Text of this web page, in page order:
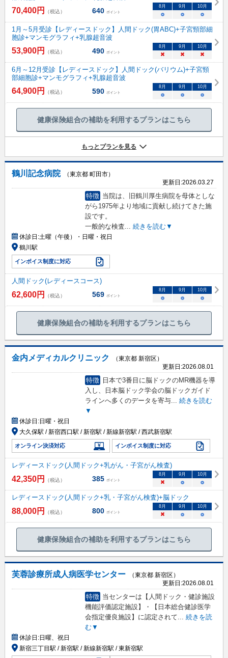
70,400円 （税込） 640 ポイント
8 月 9 月 10月
○ ○ ○
1月～5月受診【レディースドック】人間ドック(胃ABC)+子宮頸部細
胞診+マンモグラフィ+乳腺超音波
53,900円 （税込） 490 ポイント
8 月 9 月 10月
× × ×
6月～12月受診【レディースドック】人間ドック(バリウム)+子宮頸
部細胞診+マンモグラフィ+乳腺超音波
64,900円 （税込） 590 ポイント
8 月 9 月 10月
○ ○ ○
健康保険組合の補助を利用するプランはこちら
もっとプランを見る
鶴川記念病院
（東京都 町田市）
更新日:2026.03.27
特徴 当院は、旧鶴川厚生病院を母体としな
がら1975年より地域に貢献し続けてきた施
設です。
一般的な検査... 続きを読む▼
休診日:土曜（午後）・日曜・祝日
鶴川駅
インボイス制度に対応
人間ドック(レディースコース)
62,600円 （税込） 569 ポイント
8月 9月 10月
○ ○ ○
健康保険組合の補助を利用するプランはこちら
金内メディカルクリニック
（東京都 新宿区）
更新日:2026.08.01
特徴
日本で3番目に脳ドックのMR機器を導
入し、日本脳ドック学会の脳ドックガイド
ラインへ多くのデータを寄与... 続きを読む
▼
休診日:日曜・祝日
大久保駅 / 新宿西口駅 / 新宿駅 / 新線新宿駅 / 西武新宿駅
オンライン決済対応 インボイス制度に対応
レディースドック(人間ドック+乳がん・子宮がん検査)
42,350円 （税込） 385 ポイント
8月 9月 10月
× ○ ○
レディースドック(人間ドック+乳・子宮がん検査)+脳ドック
88,000円 （税込） 800 ポイント
8月 9月 10月
× ○ ○
健康保険組合の補助を利用するプランはこちら
芙蓉診療所成人病医学センター
（東京都 新宿区）
更新日:2026.08.01
特徴 当センターは【人間ドック・健診施設
機能評価認定施設】・【日本総合健診医学
会指定優良施設】に認定されて
続きを読
む▼
休診日:日曜、祝日
新宿三丁目駅 / 新宿駅 / 新線新宿駅 / 東新宿駅